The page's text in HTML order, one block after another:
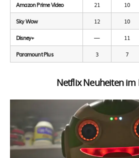
Amazon Prime Video 21 10
Sky Wow 12 10
Disney+ — 11
Paramount Plus 3 7
Netflix Neuheiten im